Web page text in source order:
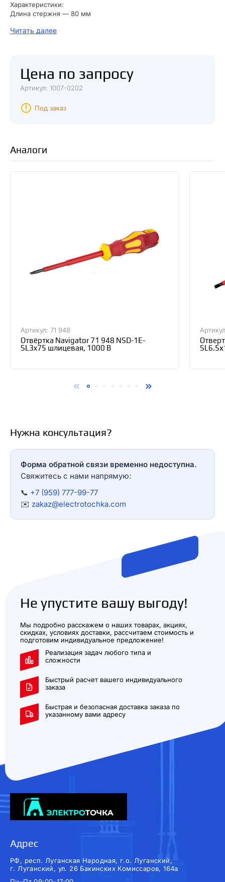
Характеристики:
Длина стержня — 80 мм
Диэлектрическое покрытие — Да
Читать далее
Цена по запросу
Артикул: 1007-0202
Под заказ
Аналоги
Артикул: 71 948
Отвёртка Navigator 71 948 NSD-1E-
SL3x75 шлицевая, 1000 В
Нужна консультация?
Форма обратной связи временно недоступна.
Свяжитесь с нами напрямую:
📞 +7 (959) 777-99-77
✉️ zakaz@electrotochka.com
Не упустите вашу выгоду!
Мы подробно расскажем о наших товарах, акциях,
скидках, условиях доставки, рассчитаем стоимость и
подготовим индивидуальное предложение!
Реализация задач любого типа и
сложности
Быстрый расчет вашего индивидуального
заказа
Быстрая и безопасная доставка заказа по
указанному вами адресу
Адрес
РФ, респ. Луганская Народная, г.о. Луганский,
г. Луганский, ул. 26 Бакинских Комиссаров, 164а